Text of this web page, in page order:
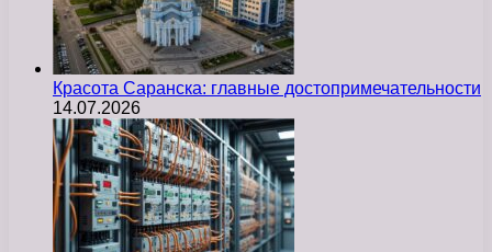
Красота Саранска: главные достопримечательности
14.07.2026